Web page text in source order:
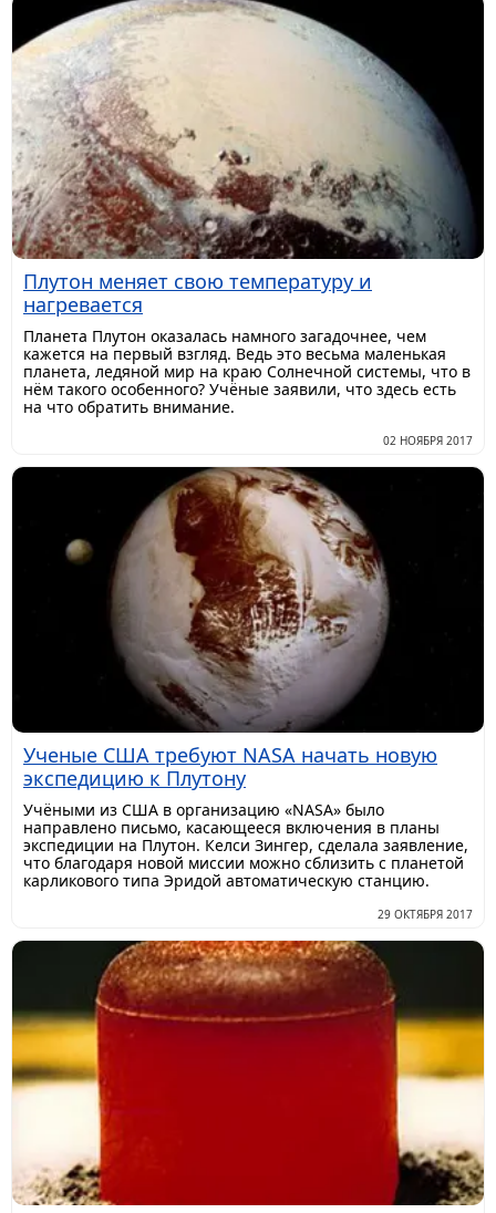
Плутон меняет свою температуру и
нагревается
Планета Плутон оказалась намного загадочнее, чем
кажется на первый взгляд. Ведь это весьма маленькая
планета, ледяной мир на краю Солнечной системы, что в
нём такого особенного? Учёные заявили, что здесь есть
на что обратить внимание.
02 НОЯБРЯ 2017
Ученые США требуют NASA начать новую
экспедицию к Плутону
Учёными из США в организацию «NASA» было
направлено письмо, касающееся включения в планы
экспедиции на Плутон. Келси Зингер, сделала заявление,
что благодаря новой миссии можно сблизить с планетой
карликового типа Эридой автоматическую станцию.
29 ОКТЯБРЯ 2017